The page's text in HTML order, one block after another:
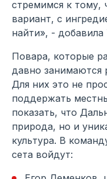
стремимся к тому,
вариант, с
найти», - добавила
Повара, которые
давно занимаются
Для них это не
поддержать
показать, что
природа, но и
культура. В
сета войдут: